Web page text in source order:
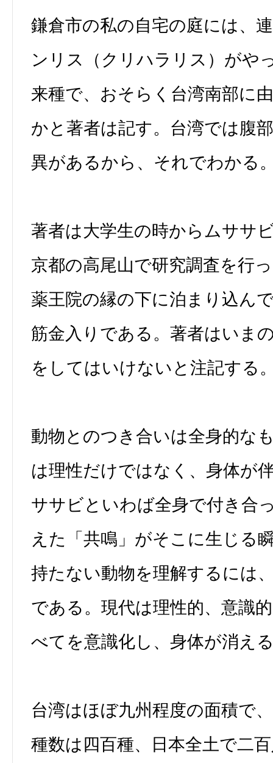
鎌倉市の私の自宅の庭には、
ンリス（クリハラリス）がや
来種で、おそらく台湾南部に
かと著者は記す。台湾では腹
異があるから、それでわかる
著者は大学生の時からムササ
京都の高尾山で研究調査を行
薬王院の縁の下に泊まり込ん
筋金入りである。著者はいま
をしてはいけないと注記する
動物とのつき合いは全身的な
は理性だけではなく、身体が
ササビといわば全身で付き合
えた「共鳴」がそこに生じる
持たない動物を理解するには
である。現代は理性的、意識
べてを意識化し、身体が消え
台湾はほぼ九州程度の面積で
種数は四百種、日本全土で二